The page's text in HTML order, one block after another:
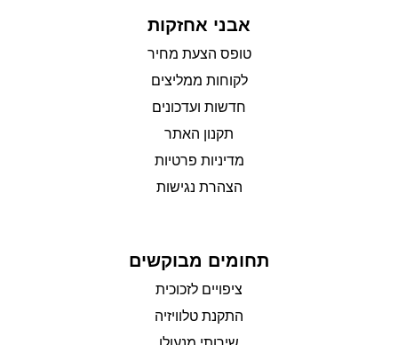
אבני אחזקות
טופס הצעת מחיר
לקוחות ממליצים
חדשות ועדכונים
תקנון האתר
מדיניות פרטיות
הצהרת נגישות
תחומים מבוקשים
ציפויים לזכוכית
התקנת טלוויזיה